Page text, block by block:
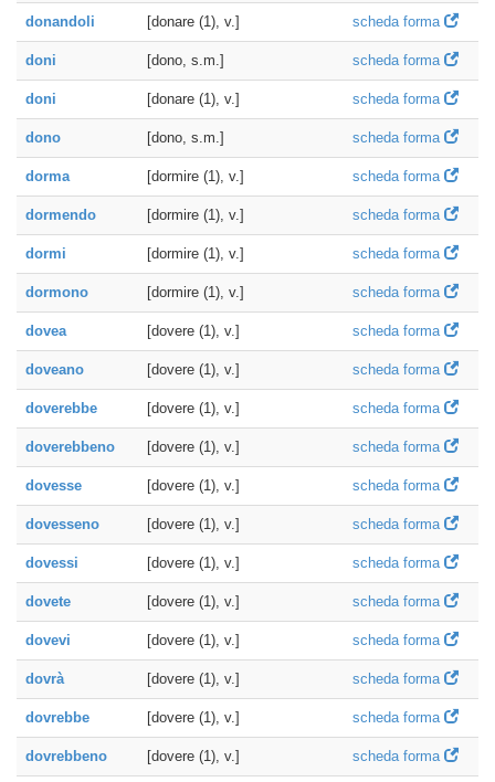
donandoli [donare (1), v.] scheda forma
doni [dono, s.m.] scheda forma
doni [donare (1), v.] scheda forma
dono [dono, s.m.] scheda forma
dorma [dormire (1), v.] scheda forma
dormendo [dormire (1), v.] scheda forma
dormi [dormire (1), v.] scheda forma
dormono [dormire (1), v.] scheda forma
dovea [dovere (1), v.] scheda forma
doveano [dovere (1), v.] scheda forma
doverebbe [dovere (1), v.] scheda forma
doverebbeno [dovere (1), v.] scheda forma
dovesse [dovere (1), v.] scheda forma
dovesseno [dovere (1), v.] scheda forma
dovessi [dovere (1), v.] scheda forma
dovete [dovere (1), v.] scheda forma
dovevi [dovere (1), v.] scheda forma
dovrà [dovere (1), v.] scheda forma
dovrebbe [dovere (1), v.] scheda forma
dovrebbeno [dovere (1), v.] scheda forma